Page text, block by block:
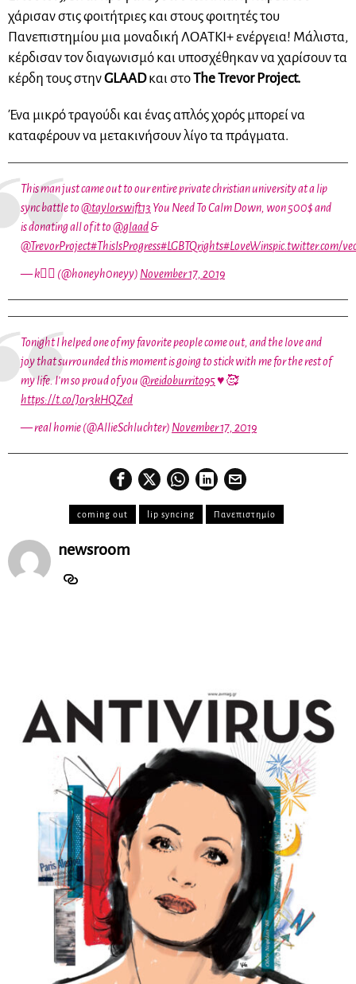
χάρισαν στις φοιτήτριες και στους φοιτητές του
Πανεπιστημίου μια μοναδική ΛΟΑΤΚΙ+ ενέργεια! Μάλιστα,
κέρδισαν τον διαγωνισμό και υποσχέθηκαν να χαρίσουν τα
κέρδη τους στηνGLAADκαι στοThe Trevor Project.
Ένα μικρό τραγούδι και ένας απλός χορός μπορεί να
καταφέρουν να μετακινήσουν λίγο τα πράγματα.
This man just came out to our entire private christian university at a lip
sync battle to@taylorswift13 You Need To Calm Down, won 500$ and
is donating all of it to@glaad&
@TrevorProject#ThisIsProgress#LGBTQrights#LoveWinspic.twitter.com/
— k🏳️‍🌈 (@honeyh0neyy) November 17, 2019
Tonight I helped one of my favorite people come out, and the love and
joy that surrounded this moment is going to stick with me for the rest of
my life. I’m so proud of you@reidoburrito95♥️🥰
https://t.co/Jor3kHQZed
— real homie (@AllieSchluchter) November 17, 2019
coming out lip syncing Πανεπιστημίο
newsroom